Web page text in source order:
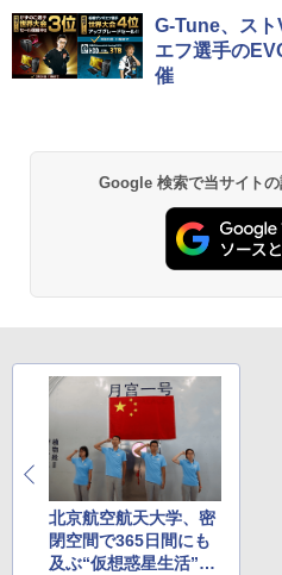
￥13,800
00Hz /
ニター
Anker
￥7,990
￥5,990
￥14,990
【2026年ア
レスイヤホ
軽量 ブルー
るーとゅーす
セリング 自
付き 防水 タ
BRUCE
[Explicit]
[Explicit]
￥250
￥250
On My
￥250
【
ET ラベルレ
富士山の天然
ウォーター
ットル
￥1,380
￥1,117
by Amazon
強炭酸水 ペ
art Basic)
薬屋のひとり
ンガンコミ
エース)
￥832
￥594
コミックス
￥572
G-Tune、ス
エフ選手の
催
Google 検索で当サイト
北京航空航天大学、密
閉空間で365日間にも
及ぶ“仮想惑星生活”で